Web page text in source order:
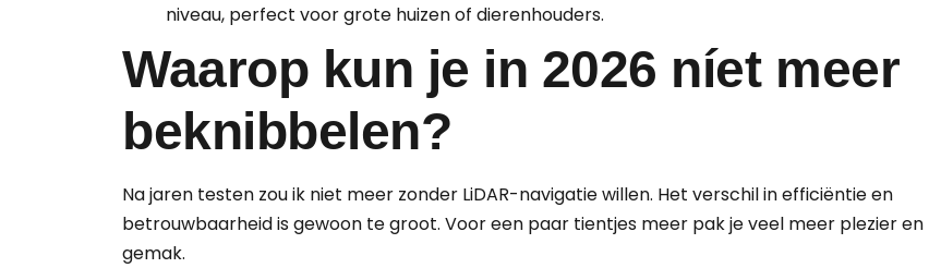
niveau, perfect voor grote huizen of dierenhouders.
Waarop kun je in 2026 níet meer
beknibbelen?
Na jaren testen zou ik niet meer zonder LiDAR-navigatie willen. Het verschil in efficiëntie en
betrouwbaarheid is gewoon te groot. Voor een paar tientjes meer pak je veel meer plezier en
gemak.